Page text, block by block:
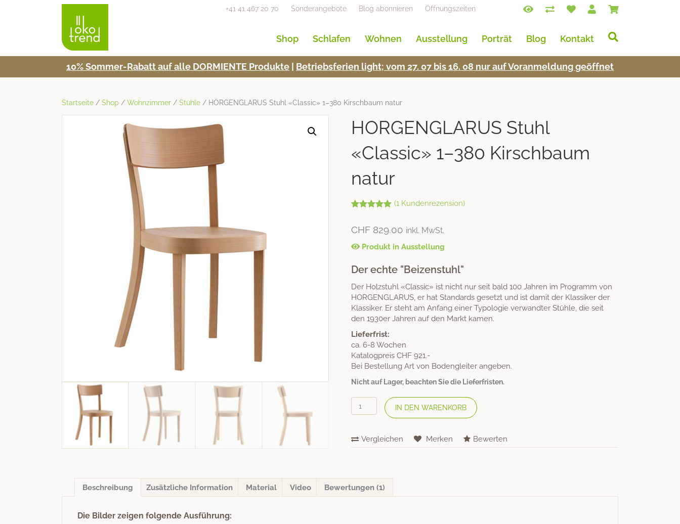
+41 41 467 20 70 Sonderangebote Blog abonnieren Öffnungszeiten
Shop Schlafen Wohnen Ausstellung Porträt Blog Kontakt
10% Som­mer-Rabatt auf alle DORMIENTE Pro­duk­te Betrieb­s­fe­rien light; vom 27. 07 bis 16. 08 nur auf Voran­mel­dung geöffnet
Startseite / Shop / Wohnzimmer / Stühle / HORGENGLARUS Stuhl «Classic» 1–380 Kirschbaum natur
HORGENGLARUS Stuhl
«Classic» 1–380 Kirschbaum
natur
basierend
Kundenbew
(1 Kundenrezension)
CHF 829.00 inkl. MwSt.
Produkt in Ausstellung
Der echte "Beizenstuhl"
Der Holzstuhl «Classic» ist nicht nur seit bald 100 Jahren im Programm von
HORGENGLARUS, er hat Standards gesetzt und ist damit der Klassiker der
Klassiker. Er steht am Anfang einer Typologie verwandter Stühle, die seit
den 1930er Jahren auf den Markt kamen.
Lieferfrist:
ca. 6-8 Wochen
Katalogpreis CHF 921.-
Bei Bestellung Art von Bodengleiter angeben.
Nicht auf Lager, beachten Sie die Lieferfristen.
HORGENGLARUS
Stuhl
380
Menge
IN DEN WARENKORB
Vergleichen Merken Bewerten
Beschreibung Zusätzliche Information Material Video Bewertungen (1)
Die Bilder zeigen folgende Ausführung: